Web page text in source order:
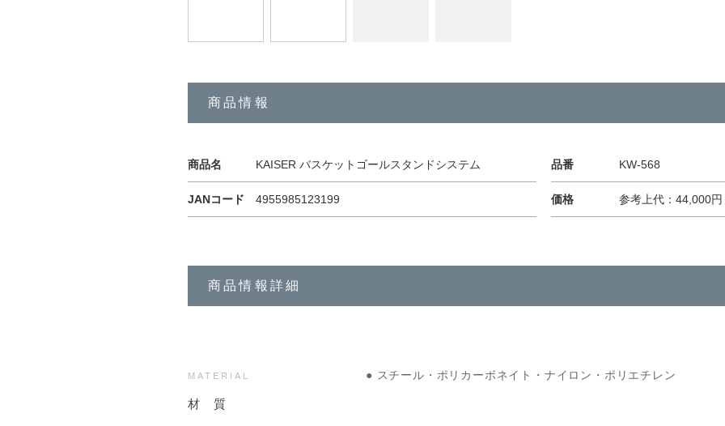
商品情報
商品名 KAISER バスケットゴールスタンドシステム 品番 KW-568
JANコード 4955985123199 価格 参考上代：44,000
商品情報詳細
MATERIAL
材 質
● スチール・ポリカーボネイト・ナイロン・ポリエチレン